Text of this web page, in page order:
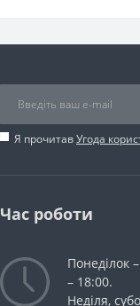
Я прочитавУгода
Час роботи
Понеділок
– 18:00.
Неділя,